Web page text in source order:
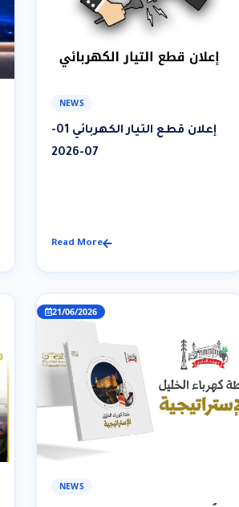
NEWS
إعلان قطع التيار الكهربائي 01-
07-2026
Read More
21/06/2026
NEWS